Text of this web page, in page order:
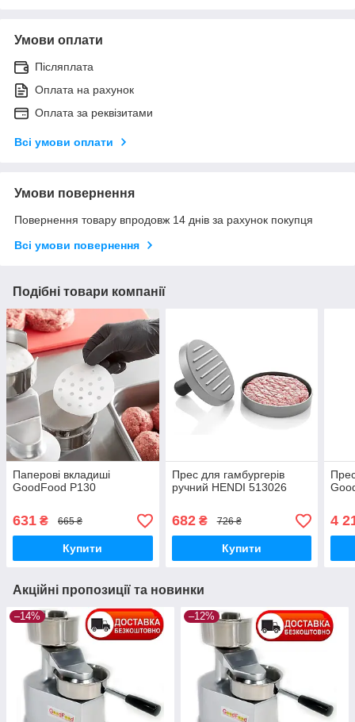
Умови оплати
Післяплата
Оплата на рахунок
Оплата за реквізитами
Всі умови оплати
Умови повернення
Повернення товару впродовж 14 днів за рахунок покупця
Всі умови повернення
Подібні товари компанії
Паперові вкладиші
GoodFood P130
631 ₴ 665 ₴
Купити
Прес для гамбургерів
ручний HENDI 513026
682₴ 726 ₴
Купити
4
Акційні пропозиції та новинки
–14% –12%